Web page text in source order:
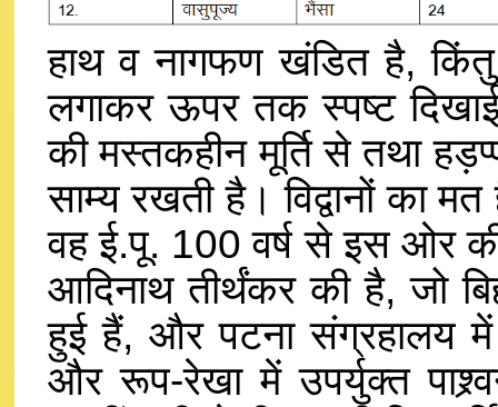
हाथ व नागफण खंडित है,
लगाकर ऊपर तक स्पष्ट
की मस्तकहीन मूर्ति से तथा
साम्य रखती है। विद्वानों का मत
वह ई.पू. 100 वर्ष से इस ओर की
आदिनाथ तीर्थंकर की है, जो
हुई हैं, और पटना संग्रहालय
और रूप-रेखा में उपर्युक्त